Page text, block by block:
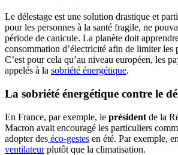
Le délestage est une solution drastique et
pour les personnes à la santé fragile, ne
période de canicule. La planète doit
consommation d’électricité afin de limiter les
C’est pour cela qu’au niveau européen, les
appelés à la sobriété énergétique.
La sobriété énergétique contre le
En France, par exemple, le président de la
Macron avait encouragé les particuliers
adopter des éco-gestes en été. Par exemple,
ventilateurplutôt que la climatisation.